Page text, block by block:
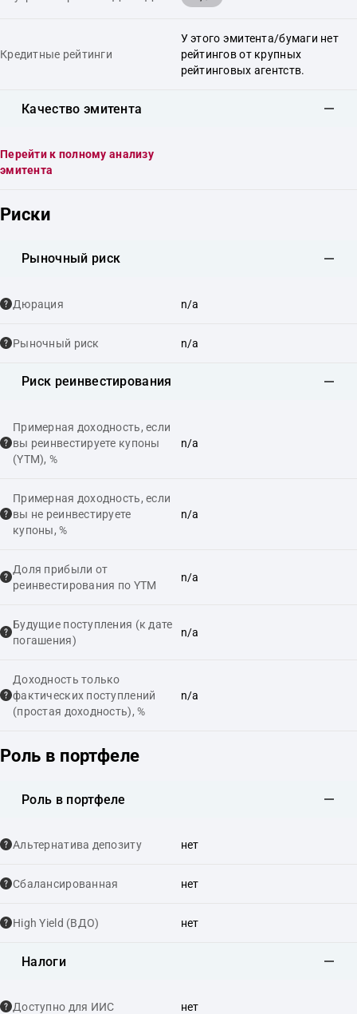
Кредитные рейтинги
У этого эмитента/бумаги нет
рейтингов от крупных
рейтинговых агентств.
Качество эмитента
Перейти к полному анализу
эмитента
Риски
Рыночный риск
Дюрация n/a
Рыночный риск n/a
Риск реинвестирования
Примерная доходность, если
вы реинвестируете купоны
(YTM), %
n/a
Примерная доходность, если
вы не реинвестируете
купоны, %
n/a
Доля прибыли от
реинвестирования по YTM
n/a
Будущие поступления (к дате
погашения)
n/a
Доходность только
фактических поступлений
(простая доходность), %
n/a
Роль в портфеле
Роль в портфеле
Альтернатива депозиту нет
Сбалансированная нет
High Yield (ВДО) нет
Налоги
Доступно для ИИС нет